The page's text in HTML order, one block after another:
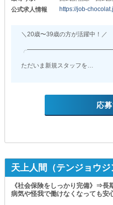
給与やポジションは
随時《昇給・昇格》を行います。
《賞与》の支給もあり
成果を実感しつつも
￣￣￣￣￣￣￣￣￣￣￣￣￣￣￣
《週2～3日勤務》も可能◎
…と思われがちな世の中。
当店であれば
プライベートも大切にできるよう
休暇制度を整えているのでご安心
公式求人情報
https://job-
＼20歳〜39歳の方が活躍中！／
ただいま新規スタッフを
「将来性のある職場に就きたい」
どうぞ“手ぶら”でお越しください◎
_/_/_/_/_/_/_/_/_/_/_/_/_/_/_/_/_/_/
当グループは昼事業も手掛けてお
応
天上人間（テンジョウジ
《社会保険をしっかり完備》⇒
病気や怪我で働けなくなっても安